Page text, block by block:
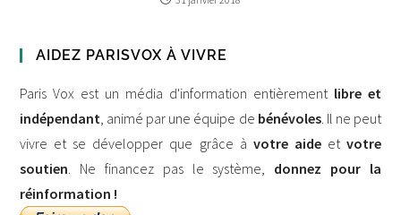
AIDEZ PARISVOX À VIVRE
Paris Vox est un média d'information entièrement libre et
indépendant, animé par une équipe de bénévoles. Il ne peut
vivre et se développer que grâce à votre aideet votre
soutien. Ne financez pas le système, donnez pour la
réinformation !